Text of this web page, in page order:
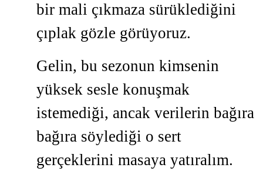
bir mali çıkmaza sürüklediğini
çıplak gözle görüyoruz.
Gelin, bu sezonun kimsenin
yüksek sesle konuşmak
istemediği, ancak verilerin bağıra
bağıra söylediği o sert
gerçeklerini masaya yatıralım.